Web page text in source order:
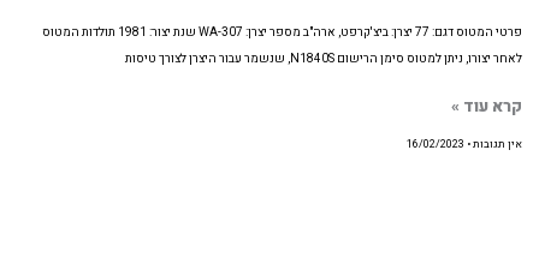
פרטי המטוס דגם: 77 יצרן: ביצ'קרפט, ארה"ב מספר יצרן: WA-307 שנת יצור: 1981 תולדות המטוס
לאחר יצורו, ניתן למטוס סימן הרישום N1840S, שנשמר עבור היצרן לצורך טיסות
קרא עוד »
אין תגובות